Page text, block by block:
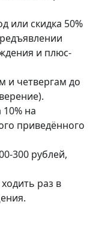
или скидка 50%
и плюс-
и четвергам до
на
приведённого
300 рублей,
раз в